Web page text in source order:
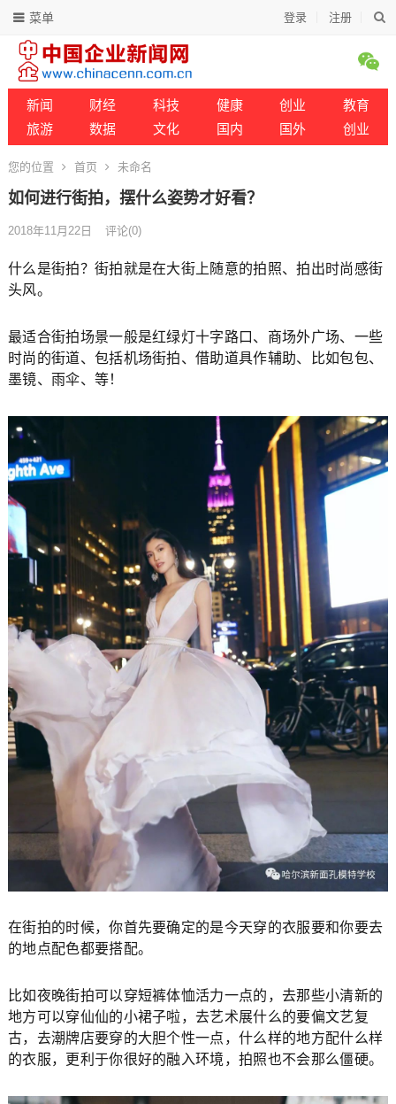
登录 注册
菜单
新闻 财经 科技 健康 创业
教育
旅游
数据 文化 国内 国外 创业
您的位置 首页 未命名
如何进行街拍，摆什么姿势才好看？
2018年11月22日 评论(0)
什么是街拍？街拍就是在大街上随意的拍照、拍出时尚感街
头风。
最适合街拍场景一般是红绿灯十字路口、商场外广场、一些
时尚的街道、包括机场街拍、借助道具作辅助、比如包包、
墨镜、雨伞、等！
在街拍的时候，你首先要确定的是今天穿的衣服要和你要去
的地点配色都要搭配。
比如夜晚街拍可以穿短裤体恤活力一点的，去那些小清新的
地方可以穿仙仙的小裙子啦，去艺术展什么的要偏文艺复
古，去潮牌店要穿的大胆个性一点，什么样的地方配什么样
的衣服，更利于你很好的融入环境，拍照也不会那么僵硬。